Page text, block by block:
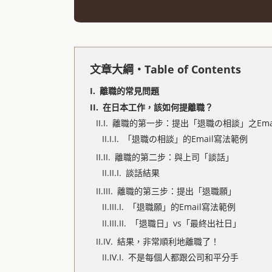
文章大綱・Table of Contents
離職的常見問題
在日本工作，該如何提離職？
離職的第一步：提出「退職の相談」之
「退職の相談」的Email寫法範例
離職的第二步：與上司「談話」
談話結果
離職的第三步：提出「退職願」
「退職願」的Email寫法範例
「退職日」vs「最終出社日」
結果，非常順利地離職了！
不是每個人都跟公司和平分手